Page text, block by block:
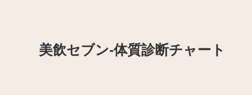
美飲セブン‐体質診断チャート